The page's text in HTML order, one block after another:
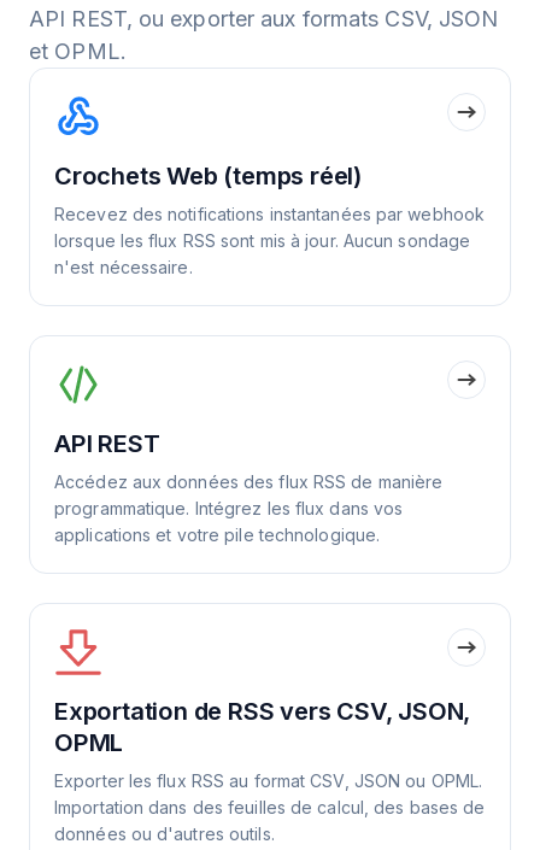
API REST, ou exporter aux formats CSV, JSON
et OPML.
Crochets Web (temps réel)
Recevez des notifications instantanées par webhook
lorsque les flux RSS sont mis à jour. Aucun sondage
n'est nécessaire.
API REST
Accédez aux données des flux RSS de manière
programmatique. Intégrez les flux dans vos
applications et votre pile technologique.
Exportation de RSS vers CSV, JSON,
OPML
Exporter les flux RSS au format CSV, JSON ou OPML.
Importation dans des feuilles de calcul, des bases de
données ou d'autres outils.